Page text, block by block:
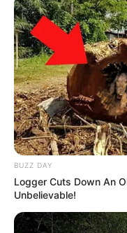
BUZZ DAY
Logger Cuts Down An
Unbelievable!